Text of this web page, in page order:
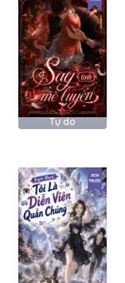
Tự do